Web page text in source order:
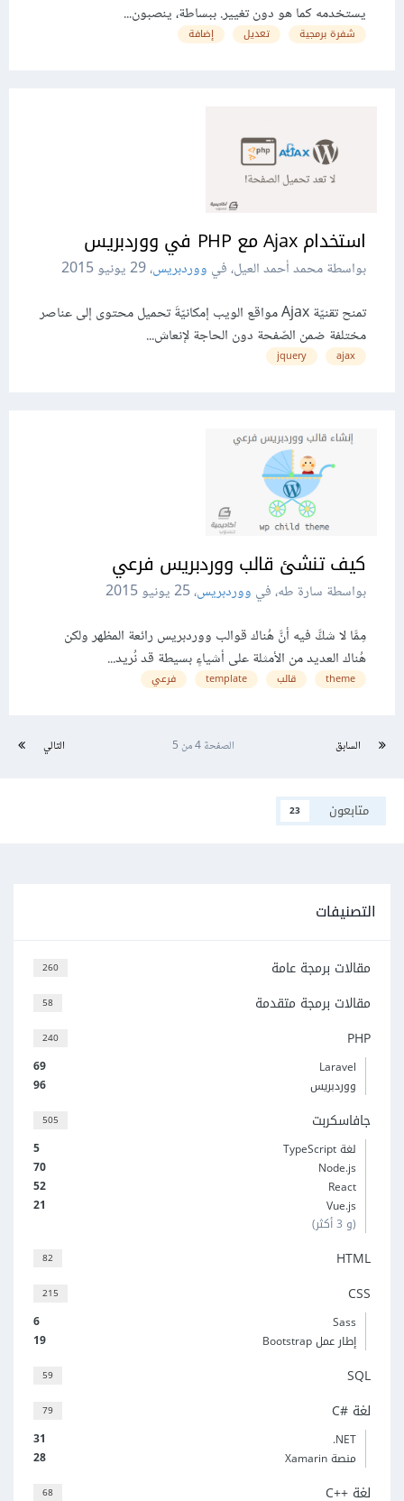
يستخدمه كما هو دون تغيير. ببساطة، ينصبون...
شفرة برمجية تعديل إضافة
استخدام Ajax مع PHP في ووردبريس
بواسطة محمد أحمد العيل، في ووردبريس،29 يونيو 2015
تمنح تقنيّة Ajax مواقع الويب إمكانيّةَ تحميل محتوى إلى عناصر
مختلفة ضمن الصّفحة دون الحاجة لإنعاش...
ajax
jquery
كيف تنشئ قالب ووردبريس فرعي
بواسطة سارة طه، في ووردبريس،25 يونيو 2015
مِمَّا لا شكَّ فيه أنَّ هُناك قوالب ووردبريس رائعة المظهر ولكن
هُناك العديد من الأمثلة على أشياءٍ بسيطة قد نُريد...
theme قالب template فرعي
السابق التالي الصفحة 4 من 5
متابعون 23
التصنيفات
260 مقالات برمجة عامة
58 مقالات برمجة متقدمة
240 PHP
69
Laravel
96
ووردبريس
505 جافاسكربت
5
لغة TypeScript
70
Node.js
52
React
21
Vue.js
(و 3 أكثر)
82 HTML
215 CSS
6
Sass
19
إطار عمل Bootstrap
59 SQL
79 لغة C#‎
31
‎.NET
28
منصة Xamarin
68 لغة C++‎